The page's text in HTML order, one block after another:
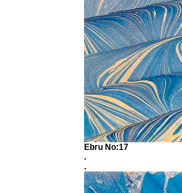
Ebru No:17
.
.